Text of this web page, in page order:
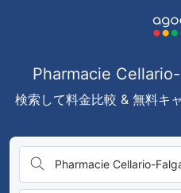
Pharmacie
検索して料金比較 & 無料キ
Pharmacie Cellario-